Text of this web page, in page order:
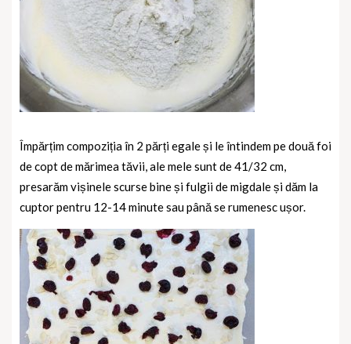
Împărțim compoziția în 2 părți egale și le întindem pe două foi
de copt de mărimea tăvii, ale mele sunt de 41/32 cm,
presarăm vișinele scurse bine și fulgii de migdale și dăm la
cuptor pentru 12-14 minute sau până se rumenesc ușor.